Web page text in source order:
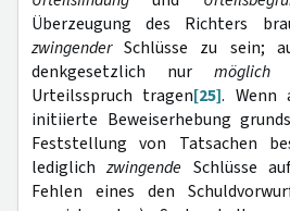
Überzeugung des Richters
zwingenderSchlüsse zu sein;
denkgesetzlich nurmöglich
Urteilsspruch tragen[25]. Wenn
initiierte Beweiserhebung
Feststellung von Tatsachen
lediglichzwingende Schlüsse
Fehlen eines den